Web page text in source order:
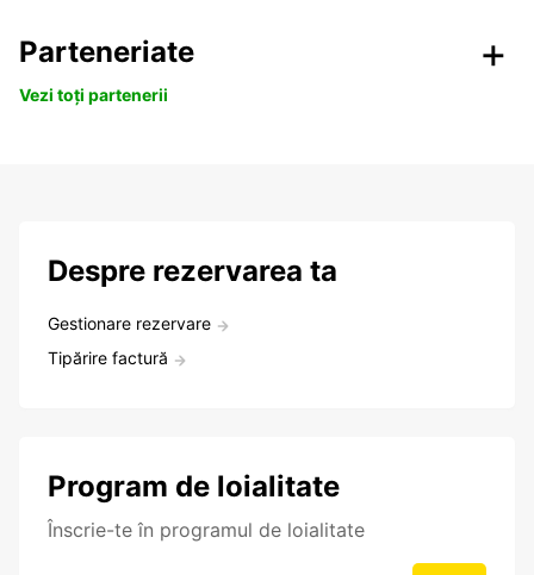
Parteneriate
Vezi toți partenerii
Despre rezervarea ta
Gestionare rezervare
Tipărire factură
Program de loialitate
Înscrie-te în programul de loialitate